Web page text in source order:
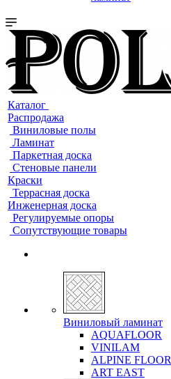
Каталог
Распродажа
Виниловые полы
Ламинат
Паркетная доска
Стеновые панели
Краски
Террасная доска
Инженерная доска
Регулируемые опоры
Сопутствующие товары
Виниловый ламинат
AQUAFLOOR
VINILAM
ALPINE FLOOR
ART EAST